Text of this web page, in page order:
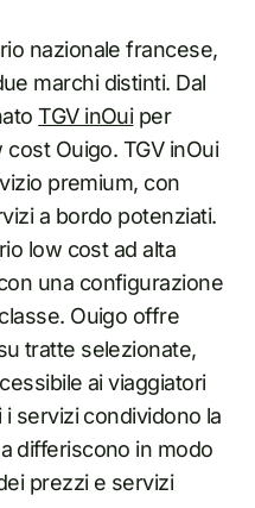
nazionale francese,
marchi distinti. Dal
TGV inOuiper
Ouigo. TGV inOui
premium, con
a bordo potenziati.
low cost ad alta
una configurazione
Ouigo offre
tratte selezionate,
ai viaggiatori
servizi condividono la
differiscono in modo
prezzi e servizi